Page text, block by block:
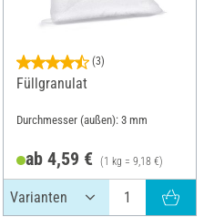
(3)
Füllgranulat
Durchmesser (außen): 3 mm
ab 4,59 € (1 kg = 9,18 €)